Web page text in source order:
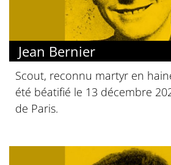
Jean Bernier
Scout, reconnu martyr en
été béatifié le 13 décembre
de Paris.